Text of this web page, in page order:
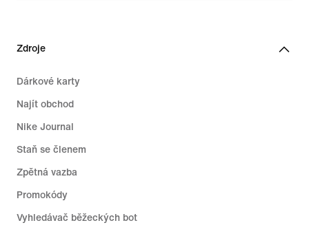
Zdroje
Dárkové karty
Najít obchod
Nike Journal
Staň se členem
Zpětná vazba
Promokódy
Vyhledávač běžeckých bot